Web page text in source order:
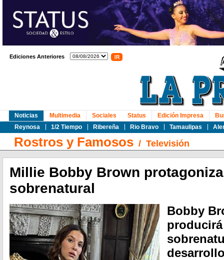
Ediciones Anteriores
Noticias
Reynosa
1/2 Tiempo Ribereña Rio Bravo Tamaulipas
Multimedia Sociales Status Edición Impresa
Rostros y Famosos / Televisión
Millie Bobby Brown
sobrenatural
Bobby